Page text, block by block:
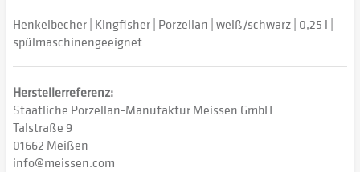
Henkelbecher | Kingfisher | Porzellan | weiß/schwarz | 0,25 l |
spülmaschinengeeignet
Herstellerreferenz:
Staatliche Porzellan-Manufaktur Meissen GmbH
Talstraße 9
01662 Meißen
info@meissen.com